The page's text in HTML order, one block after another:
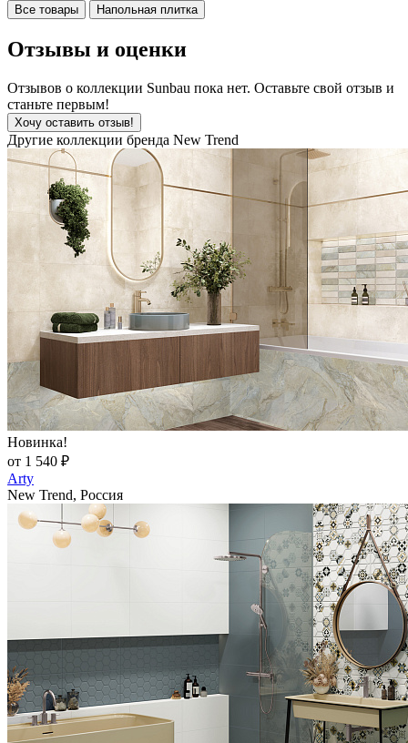
Все товары Напольная плитка
Отзывы и оценки
Отзывов о коллекции Sunbau пока нет. Оставьте свой отзыв и
станьте первым!
Хочу оставить отзыв!
Другие коллекции бренда New Trend
Новинка!
от 1 540 ₽
Arty
New Trend, Россия